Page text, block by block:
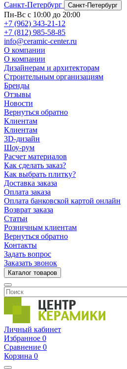
Санкт-Петербург
Санкт-Петербург
Пн-Вс с 10:00 до 20:00
+7 (962) 343-21-12
+7 (812) 985-58-85
info@ceramic-center.ru
О компании
О компании
Дизайнерам и архитекторам
Строительным организациям
Бренды
Отзывы
Новости
Вернуться обратно
Клиентам
Клиентам
3D-дизайн
Шоу-рум
Расчет материалов
Как сделать заказ?
Как выбрать плитку?
Доставка заказа
Оплата заказа
Оплата банковской картой онлайн
Возврат заказа
Статьи
Розничным клиентам
Вернуться обратно
Контакты
Задать вопрос
Заказать звонок
Каталог товаров
Личный кабинет
Избранное 0
Сравнение 0
Корзина 0